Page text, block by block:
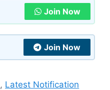
Join Now
Join Now
, Latest Notification